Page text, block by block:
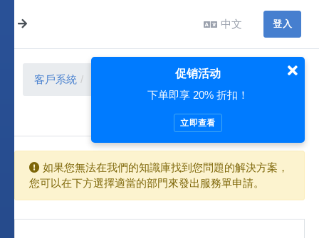
中文 登入
客戶系統 服務單 送出服務單
如果您無法在我們的知識庫找到您問題的解決方案，
您可以在下方選擇適當的部門來發出服務單申請。
促销活动
下单即享 20% 折扣！
立即查看